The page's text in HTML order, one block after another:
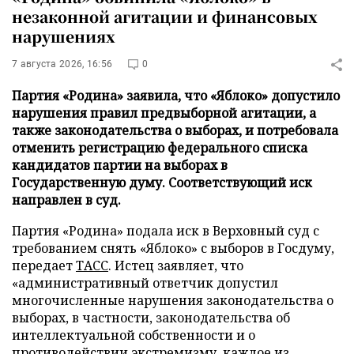
незаконной агитации и финансовых
нарушениях
7 августа 2026, 16:56 0
Партия «Родина» заявила, что «Яблоко» допустило
нарушения правил предвыборной агитации, а
также законодательства о выборах, и потребовала
отменить регистрацию федерального списка
кандидатов партии на выборах в
Государственную думу. Соответствующий иск
направлен в суд.
Партия «Родина» подала иск в Верховный суд с
требованием снять «Яблоко» с выборов в Госдуму,
передаетТАСС. Истец заявляет, что
«административный ответчик допустил
многочисленные нарушения законодательства о
выборах, в частности, законодательства об
интеллектуальной собственности и о